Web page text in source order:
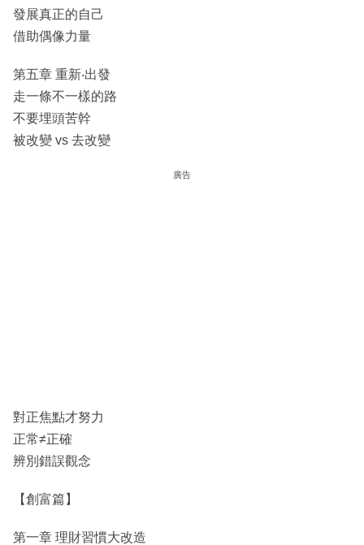
發展真正的自己
借助偶像力量
第五章 重新‧出發
走一條不一樣的路
不要埋頭苦幹
被改變 vs 去改變
廣告
對正焦點才努力
正常≠正確
辨別錯誤觀念
【創富篇】
第一章 理財習慣大改造